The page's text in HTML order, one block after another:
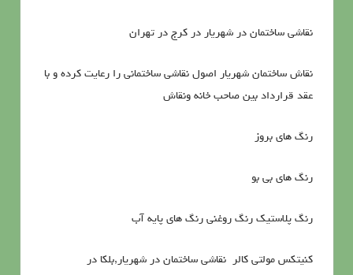
نقاشی ساختمان در شهریار در کرج در تهران
نقاش ساختمان شهریار اصول نقاشی ساختمانی را رعایت کرده و با
عقد قرارداد بین صاحب خانه ونقاش
رنگ های بروز
رنگ های بی بو
رنگ پلاستیک رنگ روغنی رنگ های پایه آب
کنیتکس مولتی کالر نقاشی ساختمان در شهریار,بلکا در